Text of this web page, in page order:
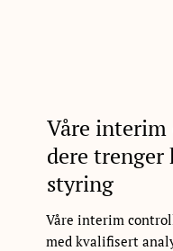
Våre
dere
styring
Våre interim
med kvalifisert